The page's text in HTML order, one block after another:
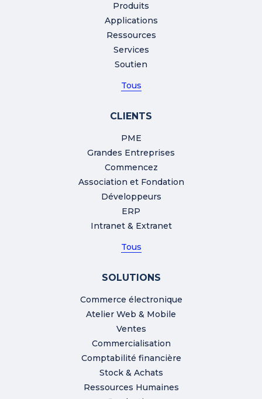
Produits
Applications
Ressources
Services
Soutien
Tous
CLIENTS
PME
Grandes Entreprises
Commencez
Association et Fondation
Développeurs
ERP
Intranet & Extranet
Tous
SOLUTIONS
Commerce électronique
Atelier Web & Mobile
Ventes
Commercialisation
Comptabilité financière
Stock & Achats
Ressources Humaines